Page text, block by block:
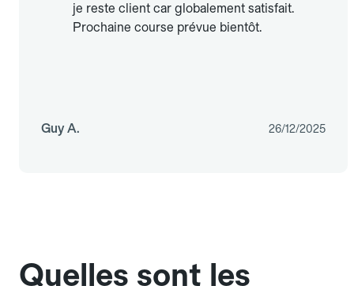
je reste client car globalement satisfait.
Prochaine course prévue bientôt.
Guy A. 26/12/2025
Quelles sont les